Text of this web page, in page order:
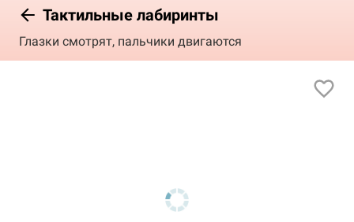
Тактильные лабиринты
Глазки смотрят, пальчики двигаются